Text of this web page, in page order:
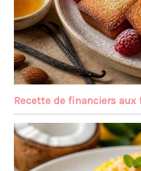
Recette de financiers